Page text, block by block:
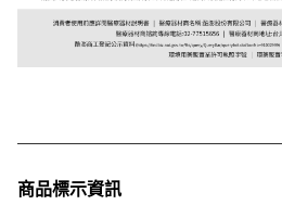
商品標示資訊